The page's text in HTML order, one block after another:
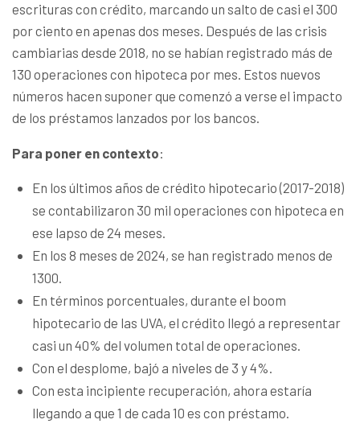
escrituras con crédito, marcando un salto de casi el 300
por ciento en apenas dos meses. Después de las crisis
cambiarias desde 2018, no se habían registrado más de
130 operaciones con hipoteca por mes. Estos nuevos
números hacen suponer que comenzó a verse el impacto
de los préstamos lanzados por los bancos.
Para poner en contexto:
En los últimos años de crédito hipotecario (2017-2018)
se contabilizaron 30 mil operaciones con hipoteca en
ese lapso de 24 meses.
En los 8 meses de 2024, se han registrado menos de
1300.
En términos porcentuales, durante el boom
hipotecario de las UVA, el crédito llegó a representar
casi un 40% del volumen total de operaciones.
Con el desplome, bajó a niveles de 3 y 4%.
Con esta incipiente recuperación, ahora estaría
llegando a que 1 de cada 10 es con préstamo.